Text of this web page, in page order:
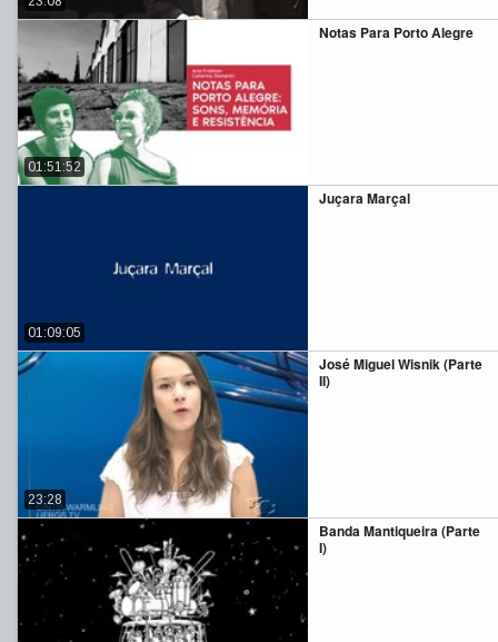
Notas Para Porto Alegre
01:51:52
Juçara Marçal
01:09:05
José Miguel Wisnik (Parte
II)
23:28
Banda Mantiqueira (Parte
I)